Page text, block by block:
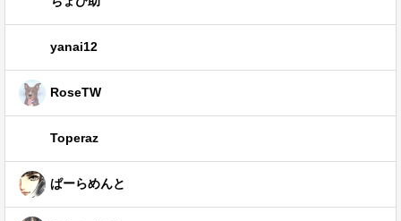
yanai12
RoseTW
Toperaz
ぱーらめんと